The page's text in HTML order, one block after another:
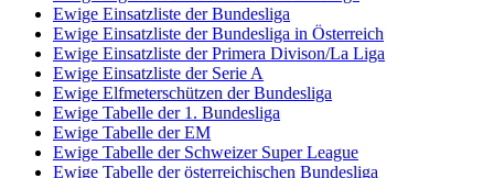
Ewige Einsatzliste der Bundesliga
Ewige Einsatzliste der Bundesliga in Österreich
Ewige Einsatzliste der Primera Divison/La Liga
Ewige Einsatzliste der Serie A
Ewige Elfmeterschützen der Bundesliga
Ewige Tabelle der 1. Bundesliga
Ewige Tabelle der EM
Ewige Tabelle der Schweizer Super League
Ewige Tabelle der österreichischen Bundesliga